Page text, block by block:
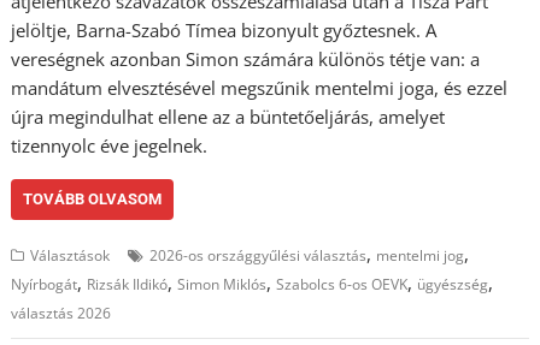
jelöltje, Barna-Szabó Tímea bizonyult győztesnek. A
vereségnek azonban Simon számára különös tétje van: a
mandátum elvesztésével megszűnik mentelmi joga, és ezzel
újra megindulhat ellene az a büntetőeljárás, amelyet
tizennyolc éve jegelnek.
TOVÁBB OLVASOM
Választások 2026-os országgyűlési választás, mentelmi jog,
Nyírbogát, Rizsák Ildikó,Simon Miklós,Szabolcs 6-os OEVK, ügyészség,
választás 2026